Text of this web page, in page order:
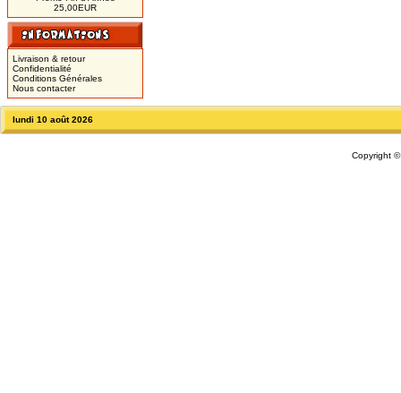
25,00EUR
Livraison & retour
Confidentialité
Conditions Générales
Nous contacter
lundi 10 août 2026
Copyright